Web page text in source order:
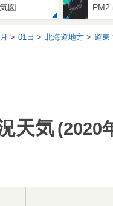
図
01日 北海道地方 道東
天気(2020